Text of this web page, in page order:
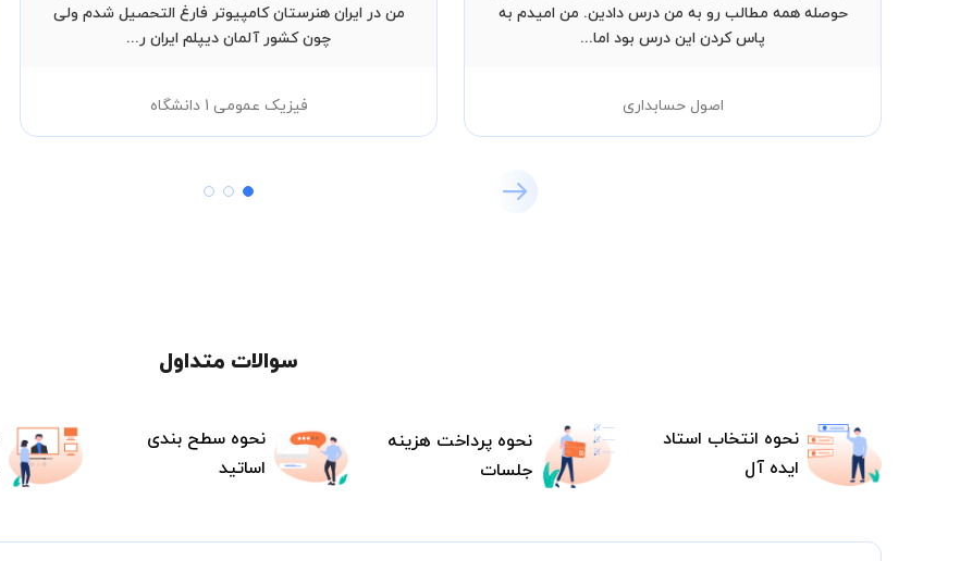
حوصله همه مطالب رو به من درس دادین. من امیدم به
پاس کردن این درس بود اما...
اصول حسابداری
من در ایران هنرستان کامپیوتر فارغ التحصیل شدم ولی
چون کشور آلمان دیپلم ایران ر...
فیزیک عمومی 1 دانشگاه
سوالات متداول
نحوه انتخاب استاد
ایده آل
نحوه پرداخت هزینه
جلسات
نحوه سطح بندی
اساتید